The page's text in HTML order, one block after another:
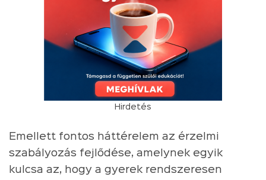
Hirdetés
Emellett fontos háttérelem az érzelmi
szabályozás fejlődése, amelynek egyik
kulcsa az, hogy a gyerek rendszeresen